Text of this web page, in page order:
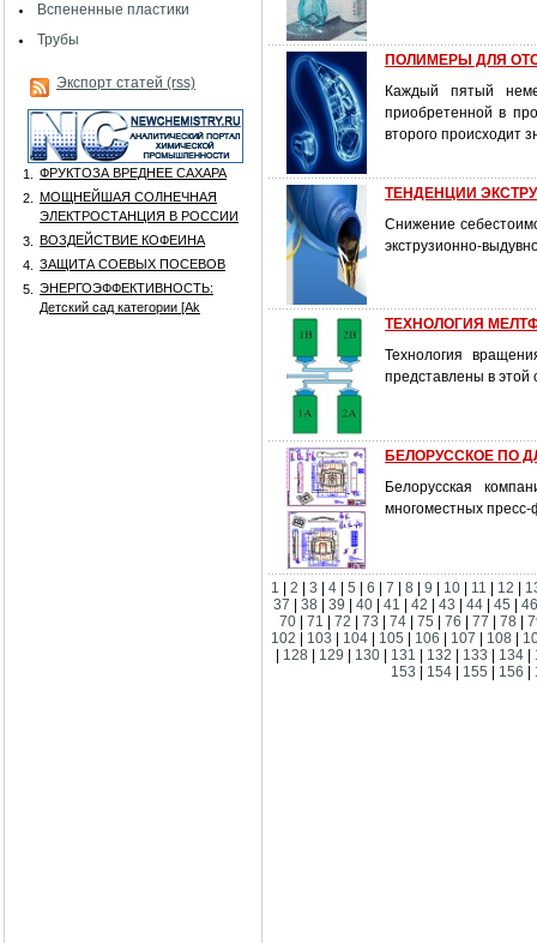
Вспененные пластики
Трубы
Экспорт статей (rss)
1.
ФРУКТОЗА ВРЕДНЕЕ САХАРА
2.
МОЩНЕЙШАЯ СОЛНЕЧНАЯ
ЭЛЕКТРОСТАНЦИЯ В РОССИИ
3.
ВОЗДЕЙСТВИЕ КОФЕИНА
4.
ЗАЩИТА СОЕВЫХ ПОСЕВОВ
5.
ЭНЕРГОЭФФЕКТИВНОСТЬ:
Детский сад категории [Аk
ПОЛИМЕРЫ ДЛЯ
Каждый пятый
приобретенной в
второго происходит
ТЕНДЕНЦИИ
Снижение
экструзионно-
ТЕХНОЛОГИЯ
Технология
представлены в этой
БЕЛОРУССКОЕ ПО
Белорусская
многоместных
1 2 3 4 5 6 7 8 9 10 11 12
37
|38 |39 |40 |41 |42 |43 |44 |45 |
70
71 72 73 74 75 76 77 78
102
103 104 105 106 107 108
128 129 130 131 132 133 134
153
154 155 156